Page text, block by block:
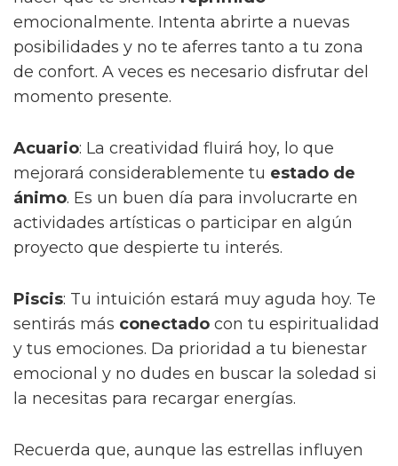
emocionalmente. Intenta abrirte a nuevas
posibilidades y no te aferres tanto a tu zona
de confort. A veces es necesario disfrutar del
momento presente.
Acuario: La creatividad fluirá hoy, lo que
mejorará considerablemente tu estado de
ánimo. Es un buen día para involucrarte en
actividades artísticas o participar en algún
proyecto que despierte tu interés.
Piscis: Tu intuición estará muy aguda hoy. Te
sentirás más conectado con tu espiritualidad
y tus emociones. Da prioridad a tu bienestar
emocional y no dudes en buscar la soledad si
la necesitas para recargar energías.
Recuerda que, aunque las estrellas influyen